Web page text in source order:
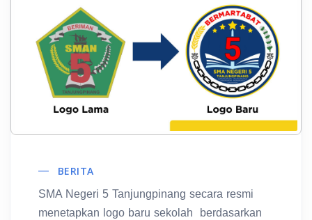
BERITA
SMA Negeri 5 Tanjungpinang secara resmi
menetapkan logo baru sekolah berdasarkan